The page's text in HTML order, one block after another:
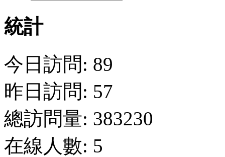
統計
今日訪問: 89
昨日訪問: 57
總訪問量: 383230
在線人數: 5